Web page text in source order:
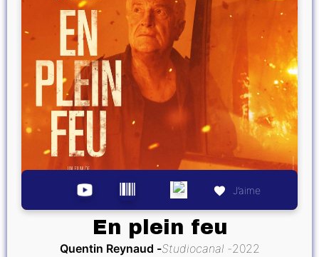
J’aime
En plein feu
Quentin Reynaud Studiocanal 2022